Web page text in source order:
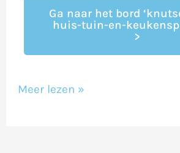
Ga naar het bord
huis-tuin-en-
>
Meer lezen »